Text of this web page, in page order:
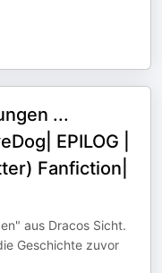
...
EPILOG |
Fanfiction|
aus Dracos Sicht.
Geschichte zuvor